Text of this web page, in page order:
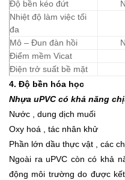
Độ bền kéo đứt
Nhiệt độ làm việc tối
đa
Mô – Đun đàn hồi
Điểm mềm Vicat
Điện trở suất bề mặt
4. Độ bền hóa học
Nhựa uPVC có khả năng
Nước , dung dịch muối
Oxy hoá , tác nhân khử
Phần lớn dầu thực vật , các
Ngoài ra uPVC còn có khả
động môi trường do được